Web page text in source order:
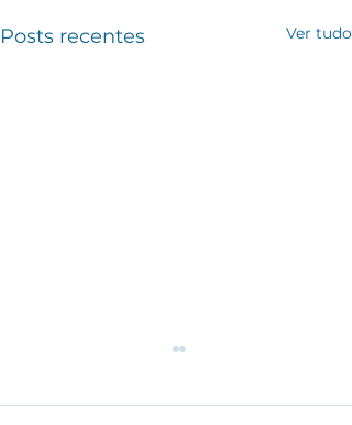
Posts recentes Ver tudo